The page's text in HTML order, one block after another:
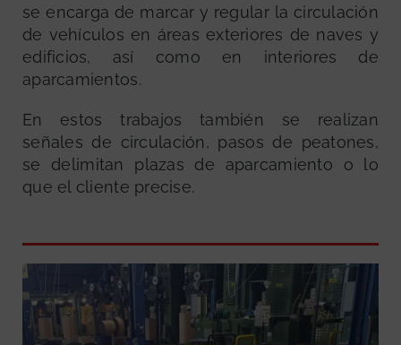
se encarga de marcar y regular la circulación
de vehículos en áreas exteriores de naves y
edificios, así como en interiores de
aparcamientos.
En estos trabajos también se realizan
señales de circulación, pasos de peatones,
se delimitan plazas de aparcamiento o lo
que el cliente precise.